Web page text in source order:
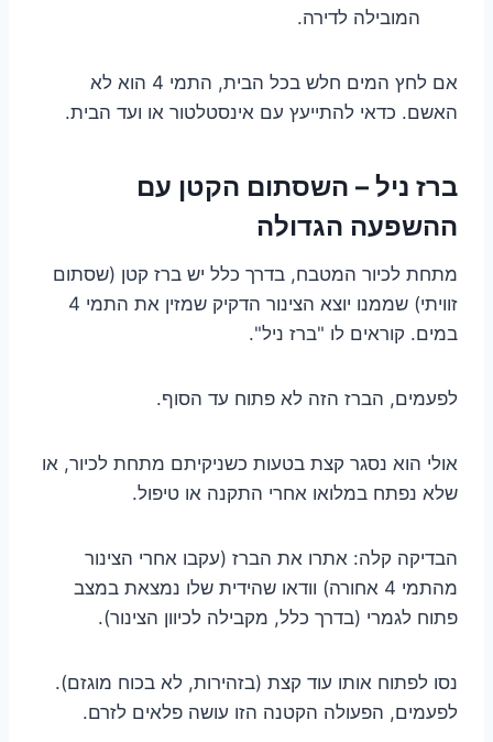
המובילה לדירה.
אם לחץ המים חלש בכל הבית, התמי 4 הוא לא
האשם. כדאי להתייעץ עם אינסטלטור או ועד הבית.
ברז ניל – השסתום הקטן עם
ההשפעה הגדולה
מתחת לכיור המטבח, בדרך כלל יש ברז קטן (שסתום
זוויתי) שממנו יוצא הצינור הדקיק שמזין את התמי 4
במים. קוראים לו "ברז ניל".
לפעמים, הברז הזה לא פתוח עד הסוף.
אולי הוא נסגר קצת בטעות כשניקיתם מתחת לכיור, או
שלא נפתח במלואו אחרי התקנה או טיפול.
הבדיקה קלה: אתרו את הברז (עקבו אחרי הצינור
מהתמי 4 אחורה) וודאו שהידית שלו נמצאת במצב
פתוח לגמרי (בדרך כלל, מקבילה לכיוון הצינור).
נסו לפתוח אותו עוד קצת (בזהירות, לא בכוח מוגזם).
לפעמים, הפעולה הקטנה הזו עושה פלאים לזרם.